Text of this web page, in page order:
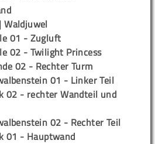
Waldjuwel
01 - Zugluft
02 - Twilight Princess
02 - Rechter Turm
01 - Linker Teil
02 - rechter Wandteil und
02 - Rechter Teil
01 - Hauptwand